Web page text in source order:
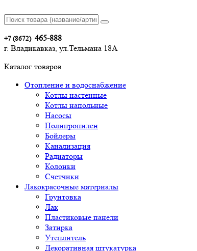
+7 (8672) 465-888
г. Владикавказ, ул.Тельмана 18А
Каталог товаров
Отопление и водоснабжение
Котлы настенные
Котлы напольные
Насосы
Полипропилен
Бойлеры
Канализация
Радиаторы
Колонки
Счетчики
Лакокрасочные материалы
Грунтовка
Лак
Пластиковые панели
Затирка
Утеплитель
Декоративная штукатурка